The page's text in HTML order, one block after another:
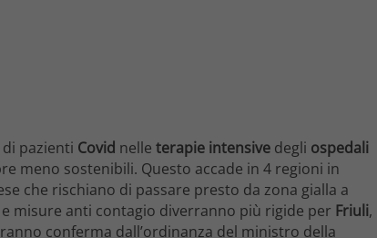
pazienti Covid nelle terapie intensive degli ospedali
meno sostenibili. Questo accade in 4 regioni in
che rischiano di passare presto da zona gialla a
misure anti contagio diverranno più rigide per Friuli,
conferma dall’ordinanza del ministro della